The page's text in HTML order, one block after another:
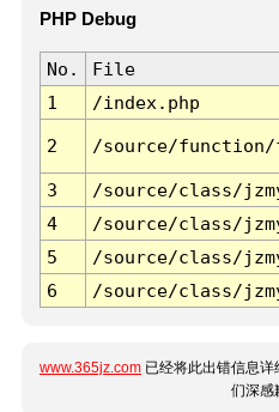
PHP Debug
No. File
1
/index.php
2 /source/function/
3 /source/class/
4
/source/class/
5
/source/class/
6
/source/class/
www.365jz.com 已经将此出错信息
们深感